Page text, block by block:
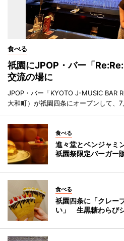
食べる
祇園にJPOP・バー「
交流の場に
JPOP・バー「KYOTO J-MUSIC BAR
大和町）が祇園四条にオープンして、7
食べる
進々堂とベンジャミ
祇園祭限定バーガー
食べる
祇園四条に「クレー
い」 生黒糖わらび